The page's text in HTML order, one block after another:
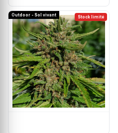
Stock limité
Outdoor - Sol vivant